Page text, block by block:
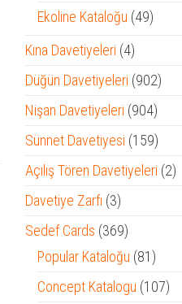
Ekoline Kataloğu 4949
Kına Davetiyeleri 44
ürün
Düğün Davetiyeleri 902902
ürün
Nişan Davetiyeleri 904904
ürün
Sünnet Davetiyesi 159159
ürün
Açılış Tören Davetiyeleri 22
Davetiye Zarfı 33
ürün
Sedef Cards 369369
ürün
Popular Kataloğu 8181
ürün
Concept Katalogu 107107